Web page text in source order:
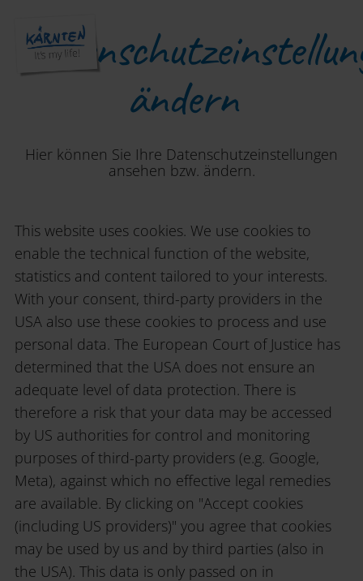
ändern
Hier können Sie Ihre Datenschutzeinstellungen
ansehen bzw. ändern.
This website uses cookies. We use cookies to
enable the technical function of the website,
statistics and content tailored to your interests.
With your consent, third-party providers in the
USA also use these cookies to process and use
personal data. The European Court of Justice has
determined that the USA does not ensure an
adequate level of data protection. There is
therefore a risk that your data may be accessed
by US authorities for control and monitoring
purposes of third-party providers (e.g. Google,
Meta), against which no effective legal remedies
are available. By clicking on "Accept cookies
(including US providers)" you agree that cookies
may be used by us and by third parties (also in
the USA). This data is only passed on in